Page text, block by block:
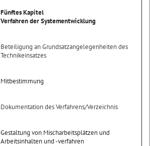
Fünftes Kapitel
Verfahren der Systementwicklung
Beteiligung an Grundsatzangelegenheiten des
Technikeinsatzes
Mitbestimmung
Dokumentation des Verfahrens/Verzeichnis
Gestaltung von Mischarbeitsplätzen und
Arbeitsinhalten und -verfahren